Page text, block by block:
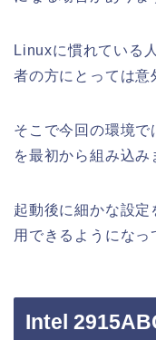
Linuxに慣れている
者の方にとっては意
そこで今回の環境
を最初から組み込み
起動後に細かな設定
用できるようになっ
Intel